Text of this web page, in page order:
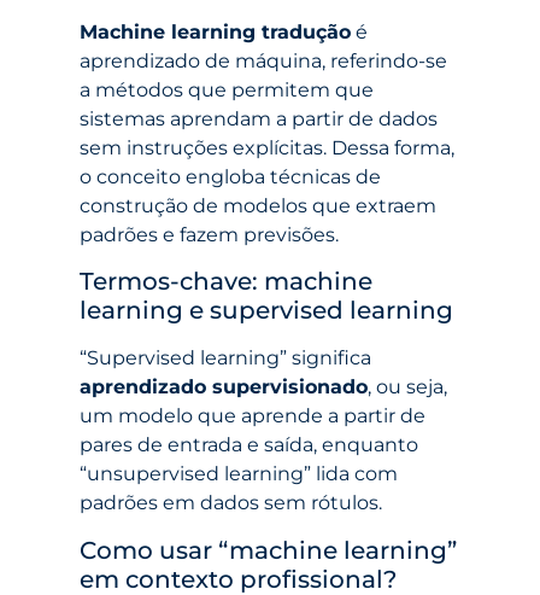
Machine learning tradução é
aprendizado de máquina, referindo-se
a métodos que permitem que
sistemas aprendam a partir de dados
sem instruções explícitas. Dessa forma,
o conceito engloba técnicas de
construção de modelos que extraem
padrões e fazem previsões.
Termos-chave: machine
learning e supervised learning
“Supervised learning” significa
aprendizado supervisionado, ou seja,
um modelo que aprende a partir de
pares de entrada e saída, enquanto
“unsupervised learning” lida com
padrões em dados sem rótulos.
Como usar “machine learning”
em contexto profissional?